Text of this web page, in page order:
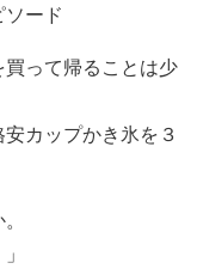
ード
って帰ることは少
カップかき氷を３